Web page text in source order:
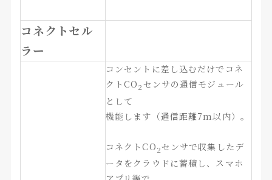
コネクトセル
ラー
コンセントに差し込むだけでコネ
クトCO2センサの通信モジュール
として
機能します（通信距離7m以内）。
コネクトCO2センサで収集したデ
ータをクラウドに蓄積し、スマホ